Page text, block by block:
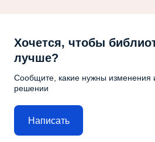
Хочется, чтобы
лучше?
Сообщите, какие нужны изменения
решении
Написать